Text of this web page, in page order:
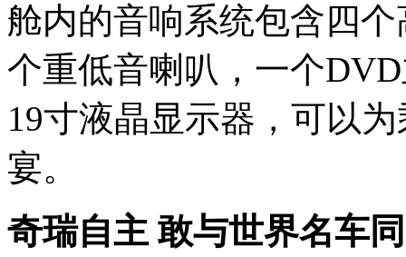
舱内的音响系统包含四
个重低音喇叭，一个
19寸液晶显示器，可以
宴。
奇瑞自主 敢与世界名车